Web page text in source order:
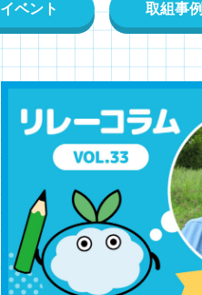
イベント 取組事例